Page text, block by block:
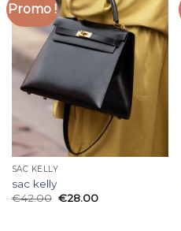
Promo !
SAC KELLY
sac kelly
€42.00 €28.00